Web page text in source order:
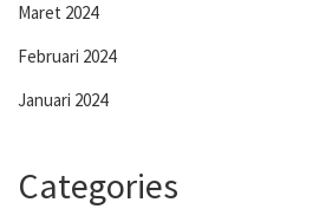
Maret 2024
Februari 2024
Januari 2024
Categories